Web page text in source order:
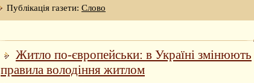
Публікація газети: Слово
Житло по-європейськи: в Україні змінюють
правила володіння житлом